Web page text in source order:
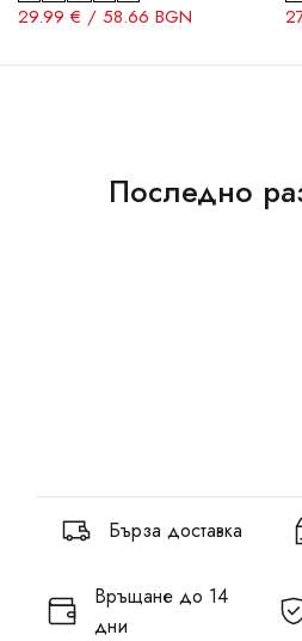
29.99 € / 58.66 BGN
Последно
Бърза доставка
Връщане до 14
дни